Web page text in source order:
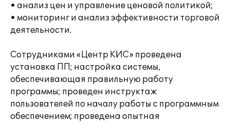
• анализ цен и управление ценовой политикой;
• мониторинг и анализ эффективности торговой
деятельности.
Сотрудниками «Центр КИС» проведена
установка ПП; настройка системы,
обеспечивающая правильную работу
программы; проведен инструктаж
пользователей по началу работы с программным
обеспечением; проведена опытная